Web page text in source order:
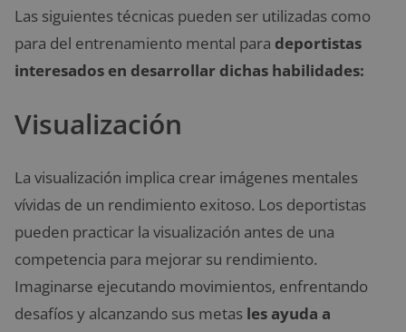
Las siguientes técnicas pueden ser utilizadas como
para del entrenamiento mental para deportistas
interesados en desarrollar dichas habilidades:
Visualización
La visualización implica crear imágenes mentales
vívidas de un rendimiento exitoso. Los deportistas
pueden practicar la visualización antes de una
competencia para mejorar su rendimiento.
Imaginarse ejecutando movimientos, enfrentando
desafíos y alcanzando sus metas les ayuda a